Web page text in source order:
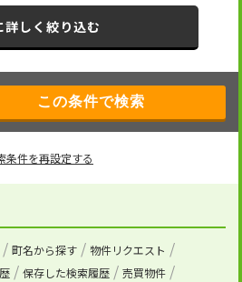
詳しく絞り込む
条件を再設定する
町名から探す
物件リクエスト
保存した検索履歴 売買物件